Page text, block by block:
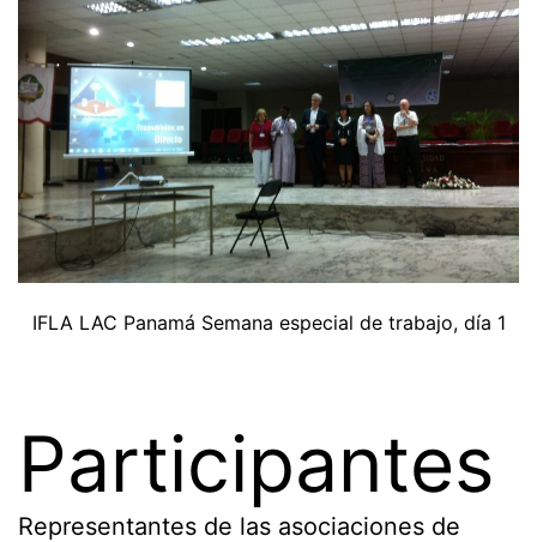
IFLA LAC Panamá Semana especial de trabajo, día 1
Participantes
Representantes de las asociaciones de